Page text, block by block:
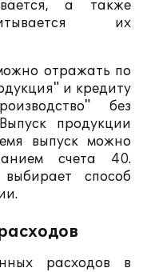
а также
их
отражать по
и кредиту
без
продукции
выпуск можно
счета 40.
выбирает способ
расходов в